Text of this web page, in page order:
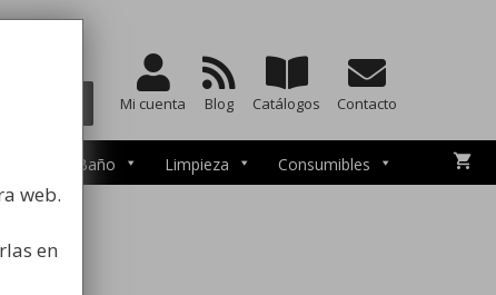
Mi cuenta Blog Catálogos Contacto
de Baño Limpieza Consumibles
web.
en